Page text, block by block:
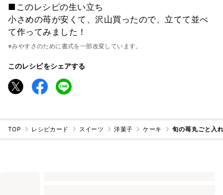
■このレシピの生い立ち
小さめの苺が安くて、沢山買ったので、立てて並べ
て作ってみました！
※みやすさのために書式を一部改変しています。
このレシピをシェアする
TOP レシピカード スイーツ 洋菓子 ケーキ 旬の苺丸ごと入